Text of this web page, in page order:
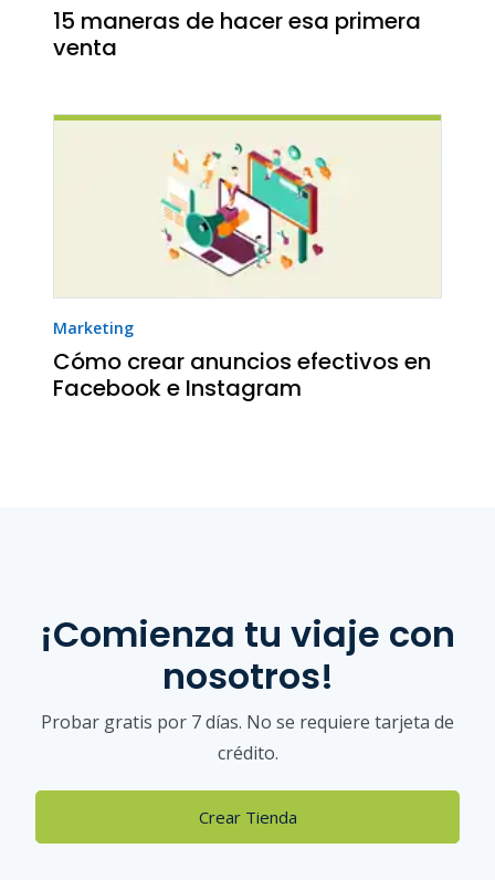
15 maneras de hacer esa primera
venta
Marketing
Cómo crear anuncios efectivos en
Facebook e Instagram
¡Comienza tu viaje con
nosotros!
Probar gratis por 7 días. No se requiere tarjeta de
crédito.
Crear Tienda